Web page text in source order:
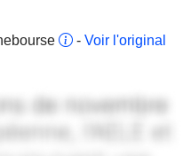
- Voir l'original